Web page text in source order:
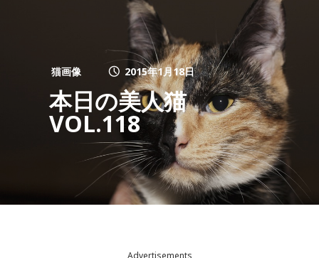
猫画像 2015年1月18日
本日の美人猫
VOL.118
Advertisements